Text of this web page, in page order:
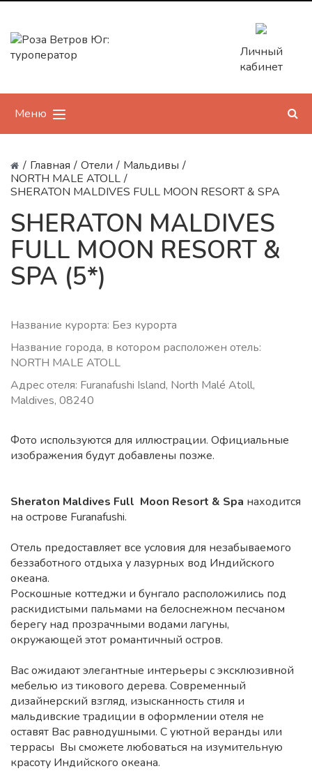
Личный
кабинет
Меню
/ Главная / Отели / Мальдивы /
NORTH MALE ATOLL /
SHERATON MALDIVES FULL MOON RESORT & SPA
SHERATON MALDIVES
FULL MOON RESORT &
SPA (5*)
Название курорта: Без курорта
Название города, в котором расположен отель:
NORTH MALE ATOLL
Адрес отеля: Furanafushi Island, North Malé Atoll,
Maldives, 08240
Фото используются для иллюстрации. Официальные
изображения будут добавлены позже.
Sheraton Maldives Full Moon Resort & Spa находится
на острове Furanafushi.
Отель предоставляет все условия для незабываемого
беззаботного отдыха у лазурных вод Индийского
океана.
Роскошные коттеджи и бунгало расположились под
раскидистыми пальмами на белоснежном песчаном
берегу над прозрачными водами лагуны,
окружающей этот романтичный остров.
Вас ожидают элегантные интерьеры с эксклюзивной
мебелью из тикового дерева. Современный
дизайнерский взгляд, изысканность стиля и
мальдивские традиции в оформлении отеля не
оставят Вас равнодушными. С уютной веранды или
террасы Вы сможете любоваться на изумительную
красоту Индийского океана.